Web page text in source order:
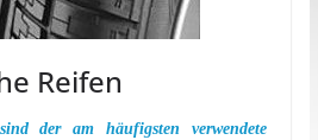
Reifen
der am häufigsten verwendete